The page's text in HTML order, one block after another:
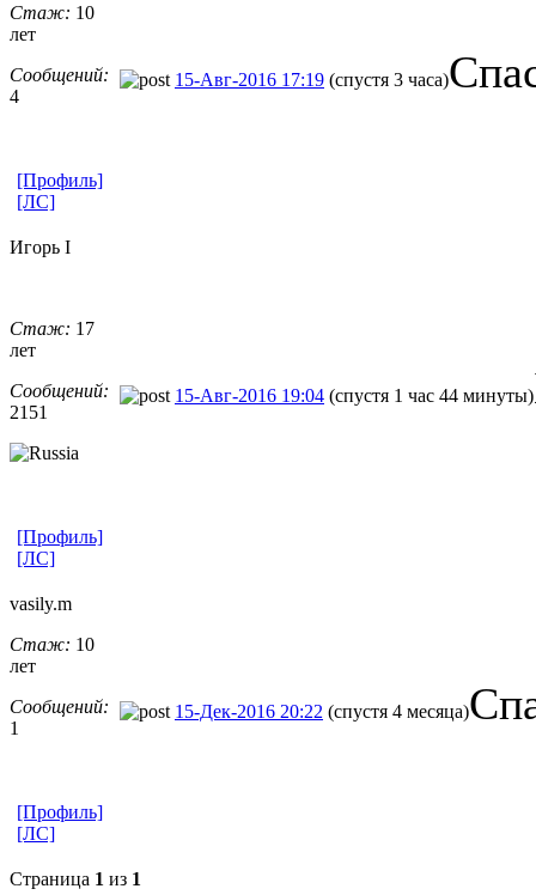
Стаж: 10
лет
Сообщений:
4
15-Авг-2016 17:19 (спустя 3 часа)
[Профиль]
[ЛС]
Игорь I
Стаж: 17
лет
Сообщений:
2151
15-Авг-2016 19:04 (спустя 1 час 44 минуты)
[Профиль]
[ЛС]
vasily.m
Стаж: 10
лет
Сообщений:
1
15-Дек-2016 20:22 (спустя 4 месяца)
[Профиль]
[ЛС]
Страница 1 из 1